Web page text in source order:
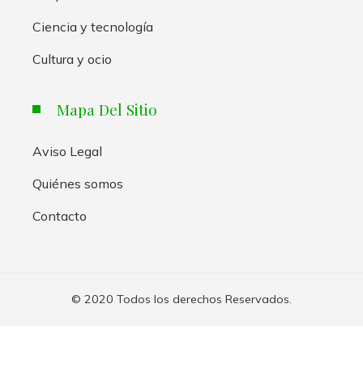
Ciencia y tecnología
Cultura y ocio
Mapa Del Sitio
Aviso Legal
Quiénes somos
Contacto
© 2020 Todos los derechos Reservados.